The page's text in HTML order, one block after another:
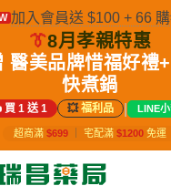
加入會員送 $100 + 66
👔8月孝親特惠
醫美品牌惜福好禮
快煮鍋
買 1 送 1 💥福利品 | LINE
超商滿 $699 宅配滿 $1200 免運